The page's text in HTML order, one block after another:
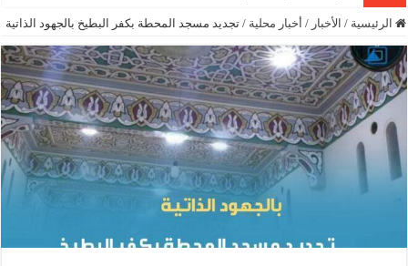
الرئيسية / الأخبار / أخبار محلية / تجديد مسجد المحطة بكفر البطيخ بالجهود الذاتية